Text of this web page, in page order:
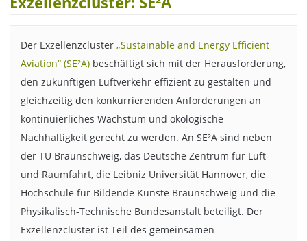
Der Exzellenzcluster „Sustainable and Energy Efficient
Aviation“ (SE²A)beschäftigt sich mit der Herausforderung,
den zukünftigen Luftverkehr effizient zu gestalten und
gleichzeitig den konkurrierenden Anforderungen an
kontinuierliches Wachstum und ökologische
Nachhaltigkeit gerecht zu werden. An SE²A sind neben
der TU Braunschweig, das Deutsche Zentrum für Luft-
und Raumfahrt, die Leibniz Universität Hannover, die
Hochschule für Bildende Künste Braunschweig und die
Physikalisch-Technische Bundesanstalt beteiligt. Der
Exzellenzcluster ist Teil des gemeinsamen